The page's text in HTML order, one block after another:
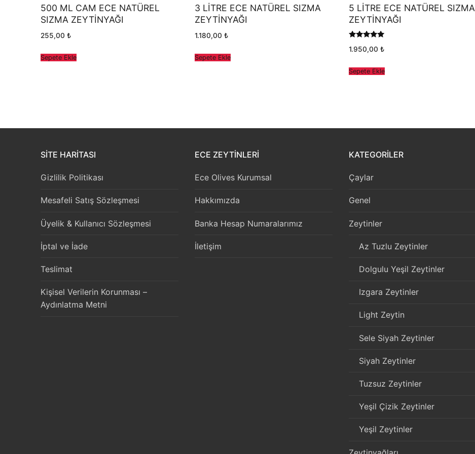
500 ML CAM ECE NATÜREL
SIZMA ZEYTİNYAĞI
255,00 ₺
Sepete Ekle
3 LİTRE ECE NATÜREL SIZMA
ZEYTİNYAĞI
1.180,00 ₺
Sepete Ekle
5 LİTRE ECE NATÜREL SIZMA
ZEYTİNYAĞI
5.00
1.950,00 ₺
Sepete Ekle
SITE HARITASI
Gizlilik Politikası
Mesafeli Satış Sözleşmesi
Üyelik & Kullanıcı Sözleşmesi
İptal ve İade
Teslimat
Kişisel Verilerin Korunması –
Aydınlatma Metni
ECE ZEYTİNLERİ
Ece Olives Kurumsal
Hakkımızda
Banka Hesap Numaralarımız
İletişim
KATEGORILER
Çaylar
Genel
Zeytinler
Az Tuzlu Zeytinler
Dolgulu Yeşil Zeytinler
Izgara Zeytinler
Light Zeytin
Sele Siyah Zeytinler
Siyah Zeytinler
Tuzsuz Zeytinler
Yeşil Çizik Zeytinler
Yeşil Zeytinler